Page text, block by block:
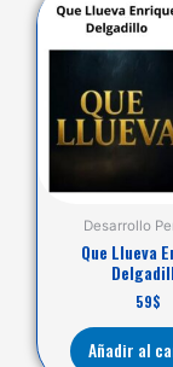
Desarrollo
Que Llueva
59$
Añadir al